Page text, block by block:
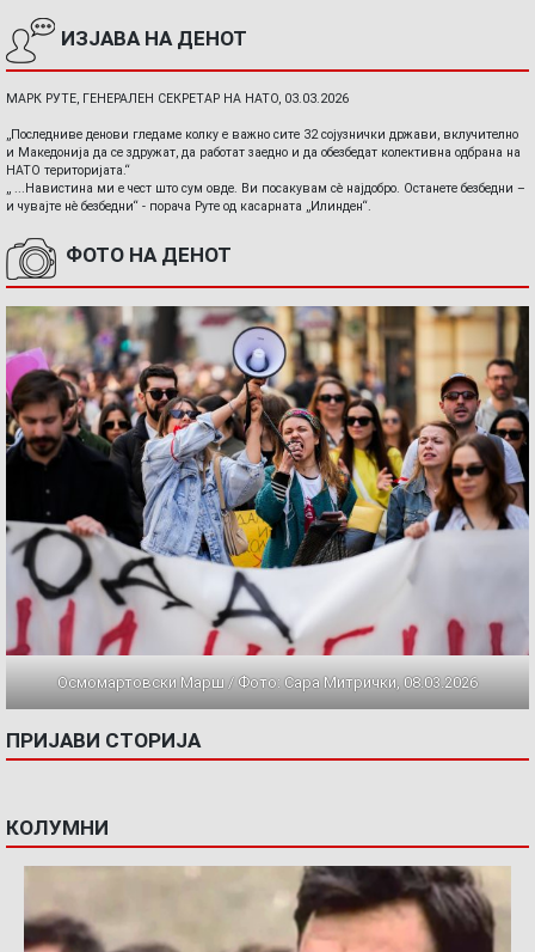
ИЗЈАВА НА ДЕНОТ
МАРК РУТЕ, ГЕНЕРАЛЕН СЕКРЕТАР НА НАТО, 03.03.2026
„Последниве денови гледаме колку е важно сите 32 сојузнички држави, вклучително
и Македонија да се здружат, да работат заедно и да обезбедат колективна одбрана на
НАТО територијата.“
„ ...Навистина ми е чест што сум овде. Ви посакувам сè најдобро. Останете безбедни –
и чувајте нè безбедни“ - порача Руте од касарната „Илинден“.
ФОТО НА ДЕНОТ
Осмомартовски Марш / Фото: Сара Митрички, 08.03.2026
ПРИЈАВИ СТОРИЈА
КОЛУМНИ